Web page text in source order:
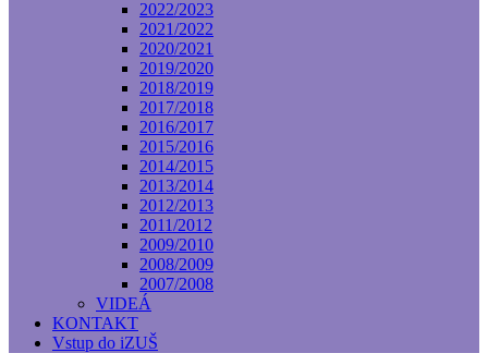
2022/2023
2021/2022
2020/2021
2019/2020
2018/2019
2017/2018
2016/2017
2015/2016
2014/2015
2013/2014
2012/2013
2011/2012
2009/2010
2008/2009
2007/2008
VIDEÁ
KONTAKT
Vstup do iZUŠ